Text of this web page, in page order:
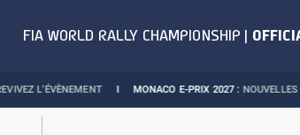
IMONACO E-PRIX 2027 :NOUVELLES DATESI